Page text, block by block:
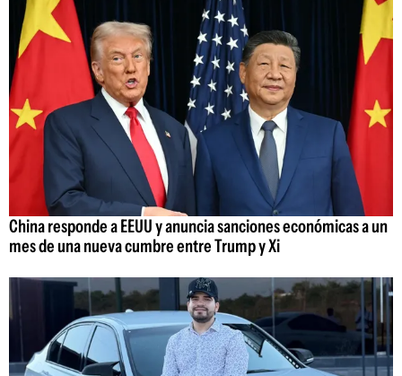
China responde a EEUU y anuncia sanciones económicas a un
mes de una nueva cumbre entre Trump y Xi